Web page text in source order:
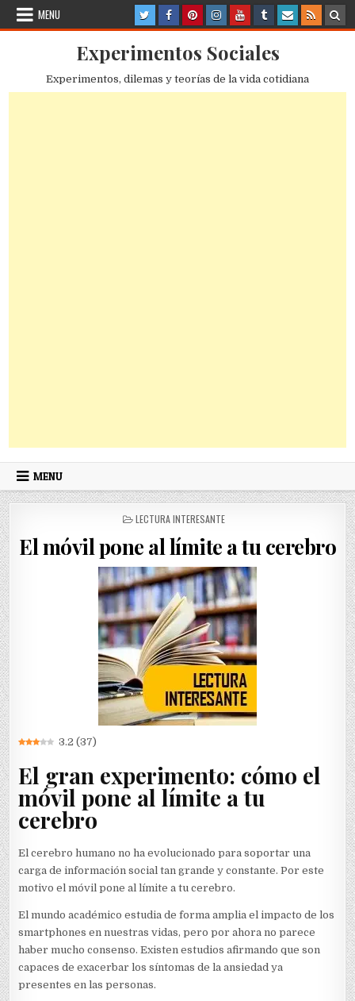
Skip
MENU
Experimentos Sociales
Experimentos, dilemas y teorías de la vida cotidiana
MENU
POSTED
LECTURA INTERESANTE
El móvil pone al límite a tu cerebro
3.2 (37)
El gran experimento: cómo el
móvil pone al límite a tu
cerebro
El cerebro humano no ha evolucionado para soportar una
carga de información social tan grande y constante. Por este
motivo el móvil pone al límite a tu cerebro.
El mundo académico estudia de forma amplia el impacto de los
smartphones en nuestras vidas, pero por ahora no parece
haber mucho consenso. Existen estudios afirmando que son
capaces de exacerbar los síntomas de la ansiedad ya
presentes en las personas.